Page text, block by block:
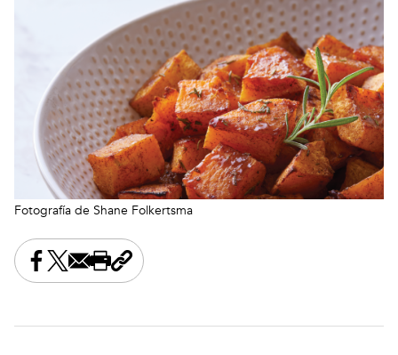
Fotografía de Shane Folkertsma
Share this on Facebook
Share this on X
Share this by email
Print this page
Copy the page address